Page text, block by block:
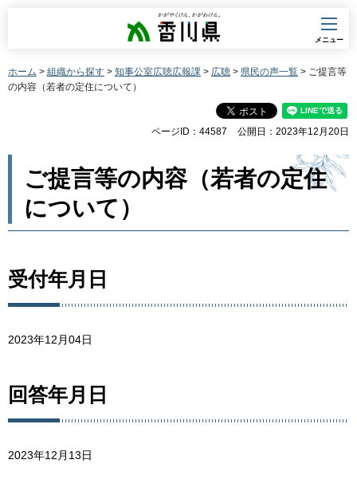
香川県
メニュー
ホーム > 組織から探す > 知事公室広聴広報課 > 広聴 > 県民の声一覧 > ご提言等
の内容（若者の定住について）
ページID：44587 公開日：2023年12月20日
ご提言等の内容（若者の定住
について）
受付年月日
2023年12月04日
回答年月日
2023年12月13日